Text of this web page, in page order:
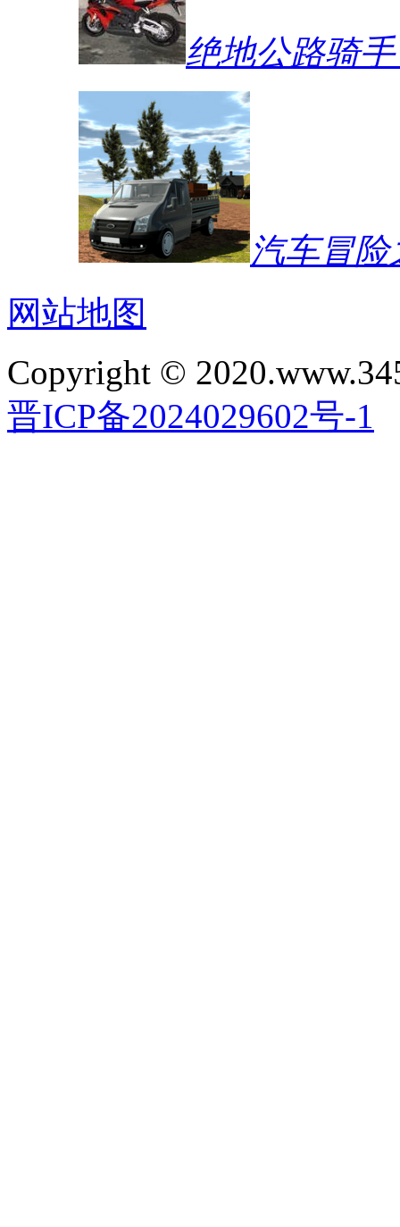
绝地公路骑手
汽车冒险
网站地图
Copyright ©
晋ICP备2024029602号-1